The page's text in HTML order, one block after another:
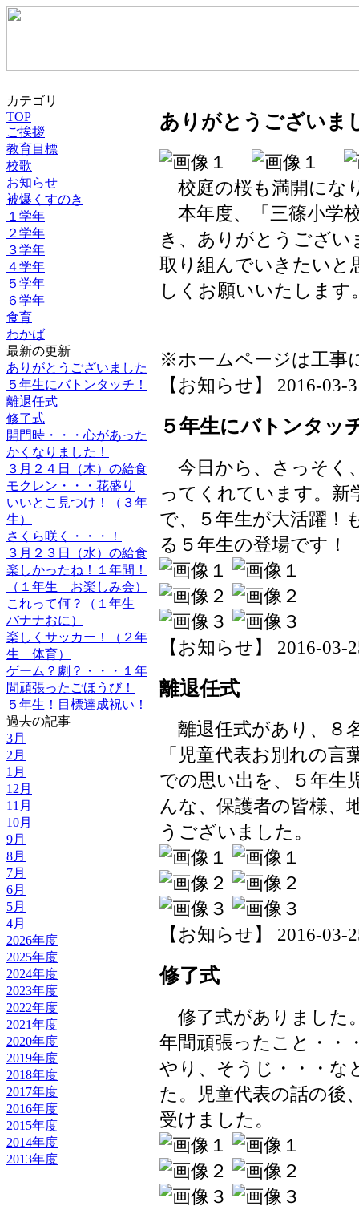
カテゴリ
TOP
ご挨拶
教育目標
校歌
お知らせ
被爆くすのき
１学年
２学年
３学年
４学年
５学年
６学年
食育
わかば
最新の更新
ありがとうございました
５年生にバトンタッチ！
離退任式
修了式
開門時・・・心があった
かくなりました！
３月２４日（木）の給食
モクレン・・・花盛り
いいとこ見つけ！（３年
生）
さくら咲く・・・！
３月２３日（水）の給食
楽しかったね！１年間！
（１年生 お楽しみ会）
これって何？（１年生
バナナおに）
楽しくサッカー！（２年
生 体育）
ゲーム？劇？・・・１年
間頑張ったごほうび！
５年生！目標達成祝い！
過去の記事
3月
2月
1月
12月
11月
10月
9月
8月
7月
6月
5月
4月
2026年度
2025年度
2024年度
2023年度
2022年度
2021年度
2020年度
2019年度
2018年度
2017年度
2016年度
2015年度
2014年度
2013年度
ありがとうございま
校庭の桜も満開にな
本年度、「三篠小学
き、ありがとうござい
取り組んでいきたいと
しくお願いいたします
※ホームページは工事
【お知らせ】 2016-03-
５年生にバトンタッ
今日から、さっそく
ってくれています。新
で、５年生が大活躍！
る５年生の登場です！
【お知らせ】 2016-03-
離退任式
離退任式があり、８
「児童代表お別れの
での思い出を、５年生
んな、保護者の皆様、
うございました。
【お知らせ】 2016-03-
修了式
修了式がありました
年間頑張ったこと・・
やり、そうじ・・・な
た。児童代表の話の後
受けました。